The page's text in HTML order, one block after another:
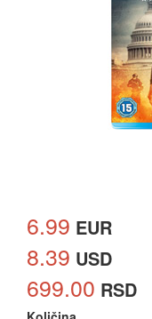
6.99 EUR
8.39 USD
699.00 RSD